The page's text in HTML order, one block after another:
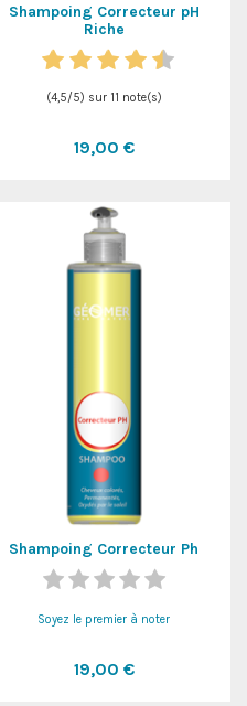
Shampoing Correcteur pH
Riche
(4,5/5) sur 11 note(s)
19,00 €
Shampoing Correcteur Ph
Soyez le premier à noter
19,00 €